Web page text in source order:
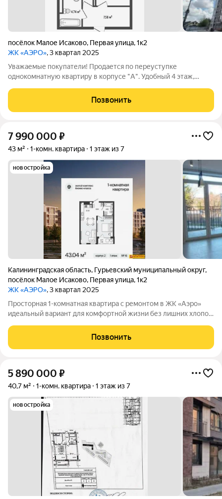
посёлок Малое Исаково, Первая улица,1к2
ЖК «АЭРО», 3 квартал 2025
Уважаемые покупатели! Продается по переуступке
однокомнатную квартиру в корпусе "А". Удобный 4 этаж,
ЖК, на солнечную сторону. Балкон + лоджия. Сдача во 2-м
квартале 2025 г. В основу жилого
Позвонить
7 990 000 ₽
43 м² 1-комн. квартира 1 этаж из 7
новостройка
Калининградская область, Гурьевский муниципальный округ,
посёлок Малое Исаково, Первая улица,1к2
ЖК «АЭРО», 3 квартал 2025
Просторная 1-комнатная квартира с ремонтом в ЖК «Аэро»
идеальный вариант для комфортной жизни без лишних хлопот.
сразу после покупки. Расположена на удобном 1 этаже 7-
этажного дома. Общая
Позвонить
5 890 000 ₽
40,7 м² 1-комн. квартира 1 этаж из 7
новостройка